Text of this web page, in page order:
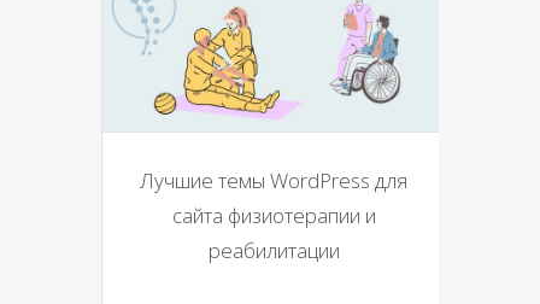
Лучшие темы WordPress для
сайта физиотерапии и
реабилитации